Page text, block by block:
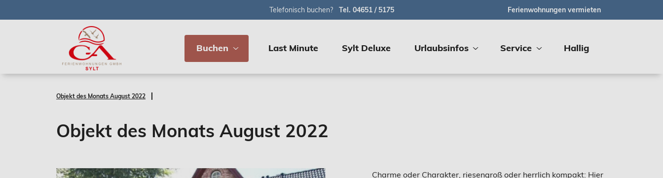
Telefonisch buchen? Tel. 04651 / 5175 Ferienwohnungen vermieten
Buchen Last Minute Sylt Deluxe Urlaubsinfos Service Hallig
Objekt des Monats August 2022
Objekt des Monats August 2022
Charme oder Charakter, riesengroß oder herrlich kompakt: Hier